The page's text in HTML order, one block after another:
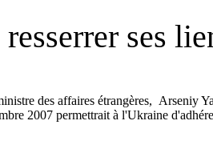
ses
des affaires étrangères, Arseniy
2007 permettrait à l'Ukraine